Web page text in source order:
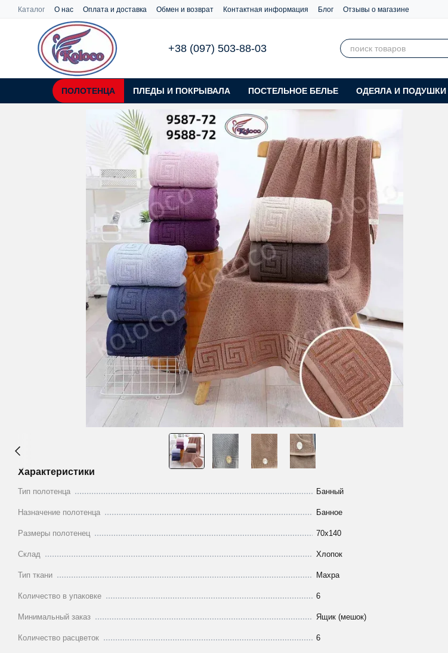
Перейти к основному контенту
Каталог О нас Оплата и доставка Обмен и возврат Контактная информация Блог Отзывы о магазине
+38 (097) 503-88-03
ПОЛОТЕНЦА ПЛЕДЫ И ПОКРЫВАЛА ПОСТЕЛЬНОЕ БЕЛЬЕ ОДЕЯЛА И ПОДУШКИ
Характеристики
Тип полотенца Банный
Назначение полотенца Банное
Размеры полотенец 70х140
Склад Хлопок
Тип ткани Махра
Количество в упаковке 6
Минимальный заказ Ящик (мешок)
Количество расцветок 6